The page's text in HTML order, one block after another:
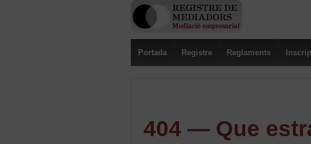
Portada Registre Reglaments
404 — Que